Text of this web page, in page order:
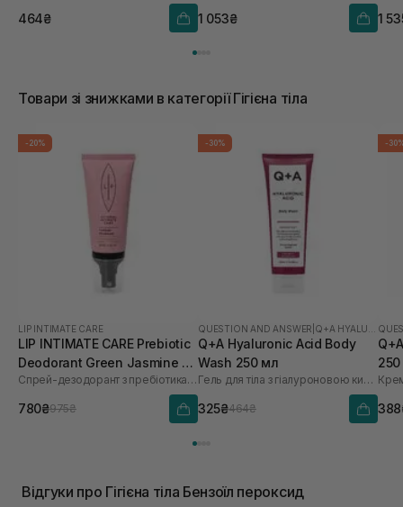
464₴ 1 053₴ 1
Товари зі знижками в категорії Гігієна тіла
-20%
LIP INTIMATE CARE
LIP INTIMATE CARE Prebiotic
Deodorant Green Jasmine 50
мл
Спрей-дезодорант з пребіотиками
780₴975₴
-30%
QUESTION AND ANSWER
Q+A Hyaluronic Acid Body
Wash 250 мл
Гель для тіла з гіалуроновою кислотою
325₴464₴
-
Відгуки про Гігієна тіла Бензоїл пероксид